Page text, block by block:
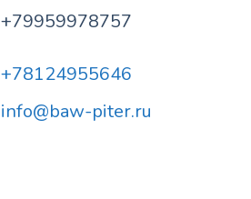
+79959978757
+78124955646
info@baw-piter.ru